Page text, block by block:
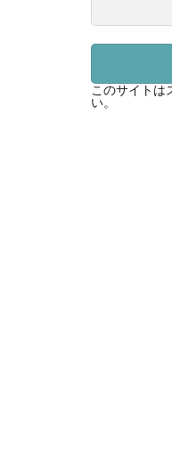
このサイトは
い。